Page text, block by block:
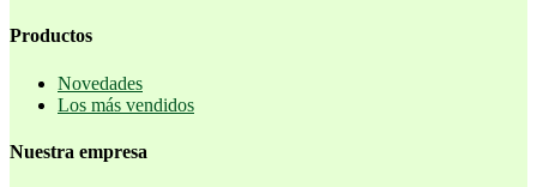
Productos
Novedades
Los más vendidos
Nuestra empresa